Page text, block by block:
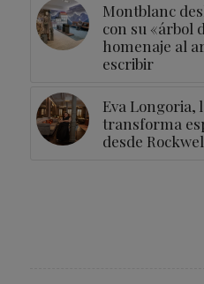
Montblanc
con su «árbol
homenaje al
escribir
Eva Longoria,
transforma
desde